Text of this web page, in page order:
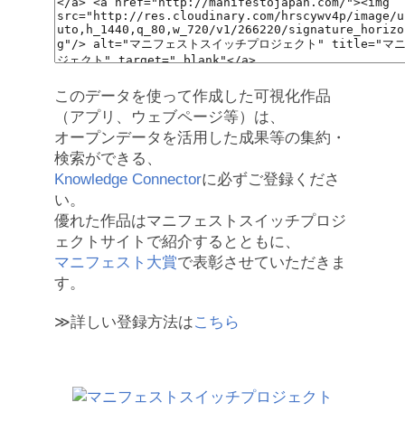
このデータを使って作成した可視化作品
（アプリ、ウェブページ等）は、
オープンデータを活用した成果等の集約・
検索ができる、
Knowledge Connectorに必ずご登録くださ
い。
優れた作品はマニフェストスイッチプロジ
ェクトサイトで紹介するとともに、
マニフェスト大賞で表彰させていただきま
す。
≫詳しい登録方法はこちら